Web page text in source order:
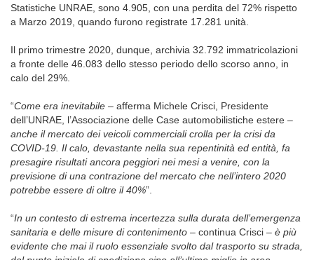
Statistiche UNRAE, sono 4.905, con una perdita del 72% rispetto
a Marzo 2019, quando furono registrate 17.281 unità.
Il primo trimestre 2020, dunque, archivia 32.792 immatricolazioni
a fronte delle 46.083 dello stesso periodo dello scorso anno, in
calo del 29%.
“Come era inevitabile – afferma Michele Crisci, Presidente
dell’UNRAE, l’Associazione delle Case automobilistiche estere –
anche il mercato dei veicoli commerciali crolla per la crisi da
COVID-19. Il calo, devastante nella sua repentinità ed entità, fa
presagire risultati ancora peggiori nei mesi a venire, con la
previsione di una contrazione del mercato che nell’intero 2020
potrebbe essere di oltre il 40%”.
“In un contesto di estrema incertezza sulla durata dell’emergenza
sanitaria e delle misure di contenimento – continua Crisci – è più
evidente che mai il ruolo essenziale svolto dal trasporto su strada,